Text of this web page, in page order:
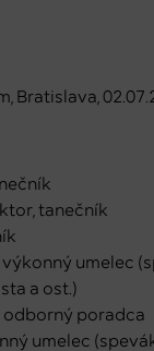
Bratislava,
tanečník
umelec
a ost.)
odborný poradca
umelec